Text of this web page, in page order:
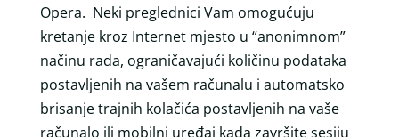
Opera. Neki preglednici Vam omogućuju
kretanje kroz Internet mjesto u “anonimnom”
načinu rada, ograničavajući količinu podataka
postavljenih na vašem računalu i automatsko
brisanje trajnih kolačića postavljenih na vaše
računalo ili mobilni uređaj kada završite sesiju